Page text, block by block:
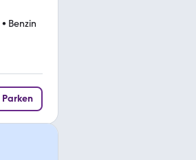
• Benzin
Parken